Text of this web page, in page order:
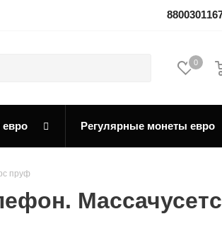
0
Регулярные монеты евро
пруф